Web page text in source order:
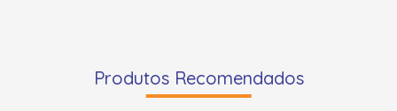
Produtos Recomendados